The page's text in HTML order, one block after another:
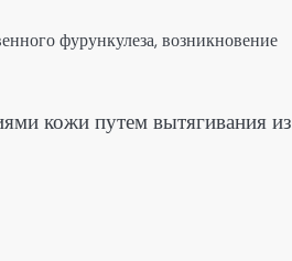
фурункулеза, возникновение
кожи путем вытягивания из